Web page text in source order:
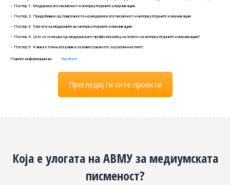
– Постер 1: Медиумската писменост и интеркултурните комуникации
– Постер 2: Придобивки од поврзаноста на медиумската писменост и интеркултурните комуникации
– Постер 3: Улогата на медиумите во интеркултурните комуникации
– Постер 4: Што се очекува од медиумскиот професионалец на полето на интеркултурните комуникации?
– Постер 5: Каква е етичката рамка за известувањето за различностите?
Повеќе информации во буклетот
Прегледај ги сите проекти
Која е улогата на АВМУ за медиумската
писменост?